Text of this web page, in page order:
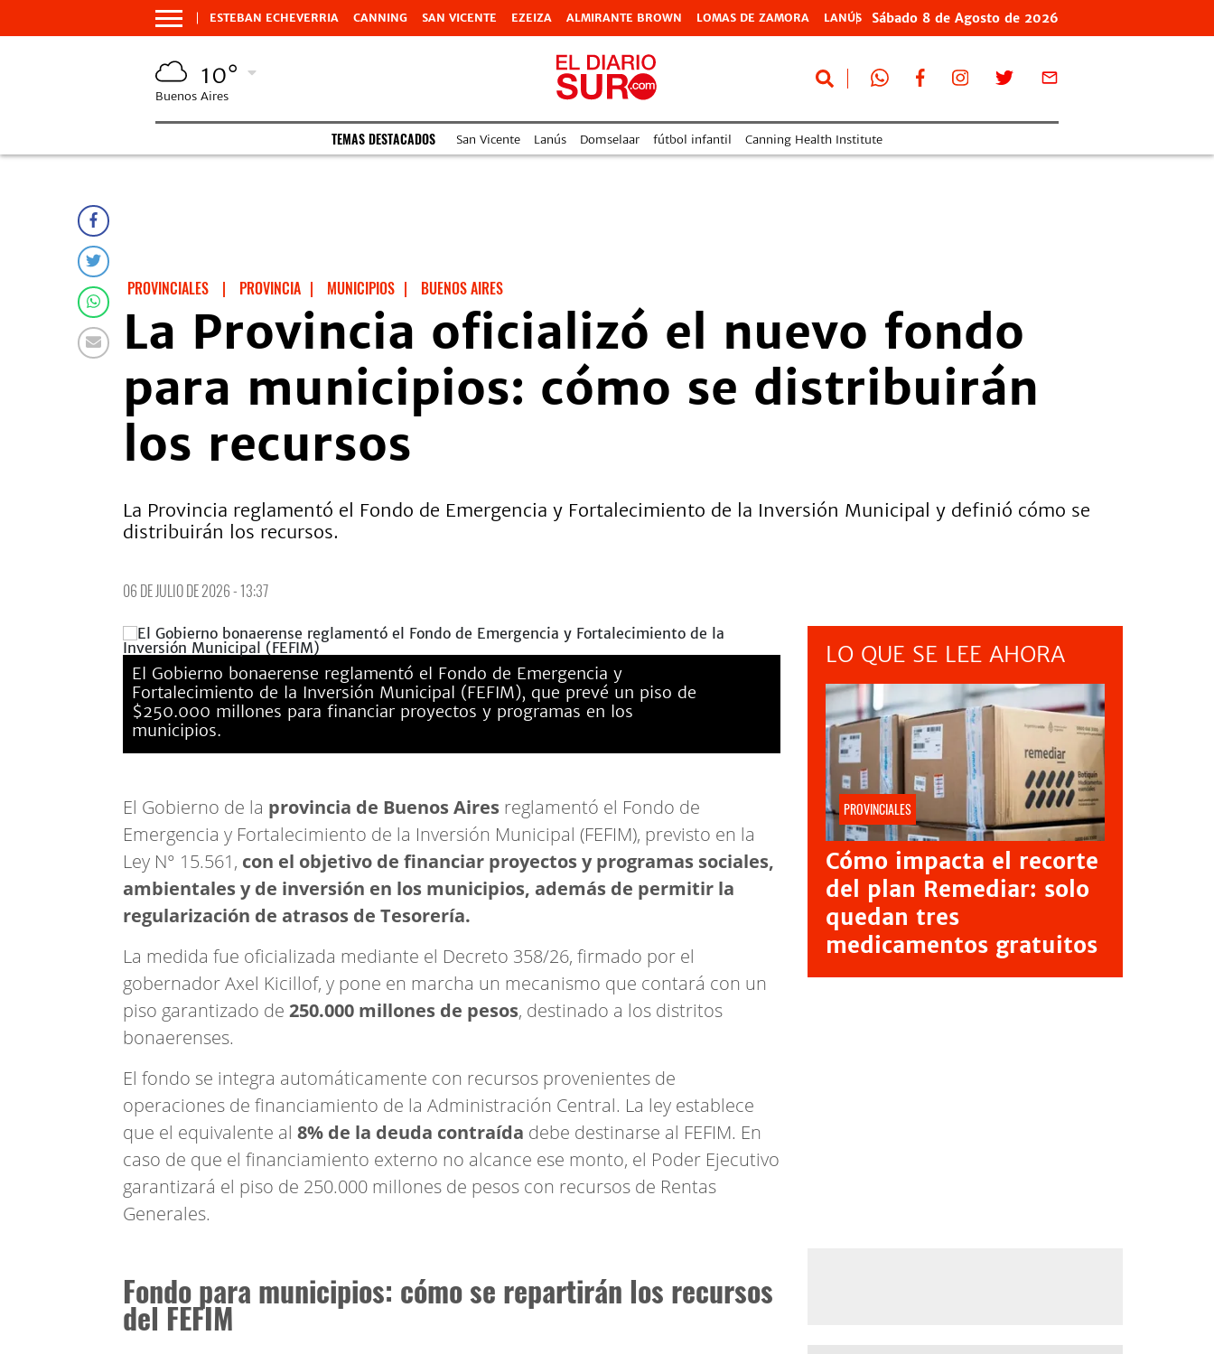
ESTEBAN ECHEVERRIA CANNING SAN VICENTE EZEIZA ALMIRANTE BROWN LOMAS DE ZAMORA LANÚS Sábado 8 de Agosto de 2026
10°
Buenos Aires
TEMAS DESTACADOS San Vicente Lanús Domselaar fútbol infantil Canning Health Institute
PROVINCIALES | PROVINCIA | MUNICIPIOS | BUENOS AIRES
La Provincia oficializó el nuevo fondo
para municipios: cómo se distribuirán
los recursos
La Provincia reglamentó el Fondo de Emergencia y Fortalecimiento de la Inversión Municipal y definió cómo se
distribuirán los recursos.
06 DE JULIO DE 2026 - 13:37
El Gobierno bonaerense reglamentó el Fondo de Emergencia y
Fortalecimiento de la Inversión Municipal (FEFIM), que prevé un piso de
$250.000 millones para financiar proyectos y programas en los
municipios.
El Gobierno de la provincia de Buenos Aires reglamentó el Fondo de
Emergencia y Fortalecimiento de la Inversión Municipal (FEFIM), previsto en la
Ley N° 15.561, con el objetivo de financiar proyectos y programas sociales,
ambientales y de inversión en los municipios, además de permitir la
regularización de atrasos de Tesorería.
La medida fue oficializada mediante el Decreto 358/26, firmado por el
gobernador Axel Kicillof, y pone en marcha un mecanismo que contará con un
piso garantizado de 250.000 millones de pesos, destinado a los distritos
bonaerenses.
El fondo se integra automáticamente con recursos provenientes de
operaciones de financiamiento de la Administración Central. La ley establece
que el equivalente al 8% de la deuda contraída debe destinarse al FEFIM. En
caso de que el financiamiento externo no alcance ese monto, el Poder Ejecutivo
garantizará el piso de 250.000 millones de pesos con recursos de Rentas
Generales.
Fondo para municipios: cómo se repartirán los recursos
del FEFIM
LO QUE SE LEE AHORA
PROVINCIALES
Cómo impacta el recorte
del plan Remediar: solo
quedan tres
medicamentos gratuitos